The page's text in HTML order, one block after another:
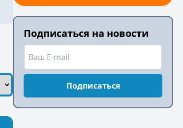
Подписаться на новости
Подписаться